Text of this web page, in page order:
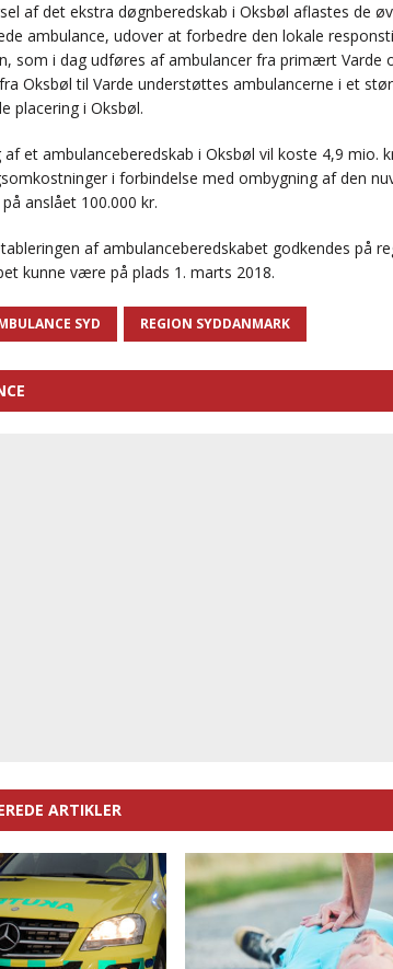
af det ekstra døgnberedskab i Oksbøl aflastes de
ambulance, udover at forbedre den lokale
som i dag udføres af ambulancer fra primært Varde
Oksbøl til Varde understøttes ambulancerne i et
placering i Oksbøl.
af et ambulanceberedskab i Oksbøl vil koste 4,9 mio.
i forbindelse med ombygning af den
anslået 100.000 kr.
af ambulanceberedskabet godkendes på
kunne være på plads 1. marts 2018.
SYD REGION SYDDANMARK
ARTIKLER